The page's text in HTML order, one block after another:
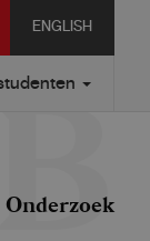
ENGLISH
Onderzoek